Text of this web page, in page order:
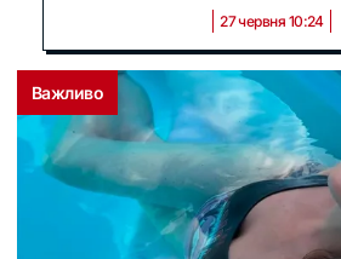
27 червня 10:24
Важливо